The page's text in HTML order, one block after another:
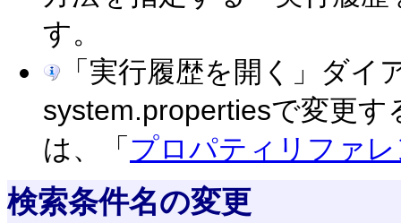
す。
「実行履歴を開く」ダ
system.propertiesで変更
は、「 プロパティリファ
検索条件名の変更